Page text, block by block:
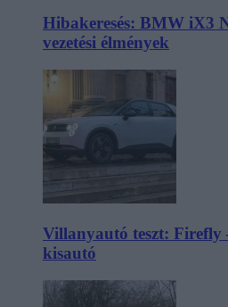
Hibakeresés: BMW iX3
vezetési élmények
Villanyautó teszt: Firefly
kisautó